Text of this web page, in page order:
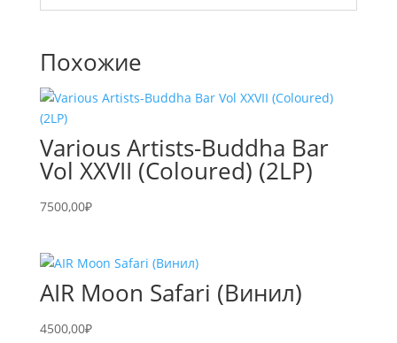
Похожие
Various Artists-Buddha Bar
Vol XXVII (Coloured) (2LP)
7500,00₽
AIR Moon Safari (Винил)
4500,00₽